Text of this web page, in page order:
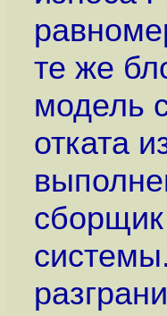
те же
модель
отката